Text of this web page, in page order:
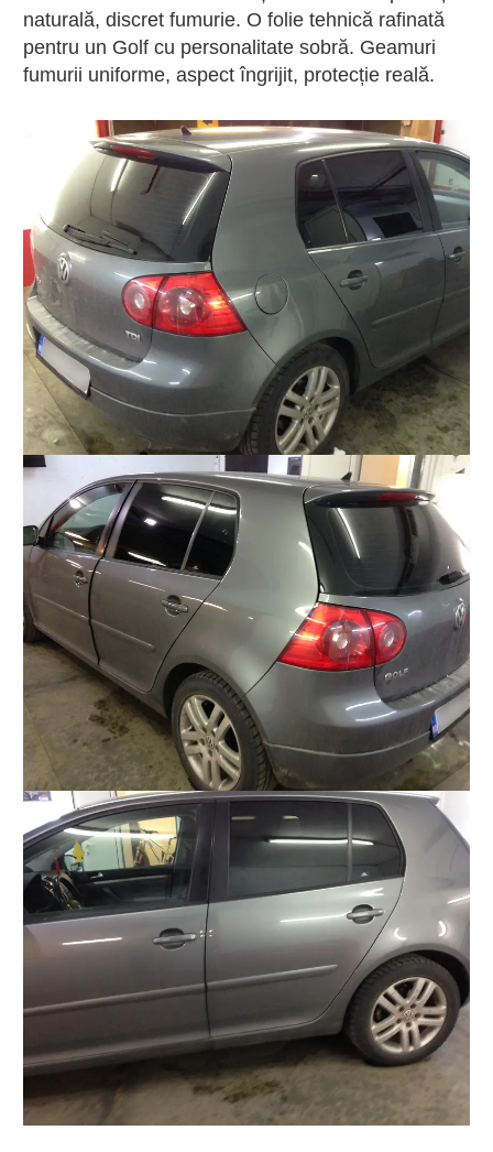
naturală, discret fumurie. O folie tehnică rafinată
pentru un Golf cu personalitate sobră. Geamuri
fumurii uniforme, aspect îngrijit, protecție reală.